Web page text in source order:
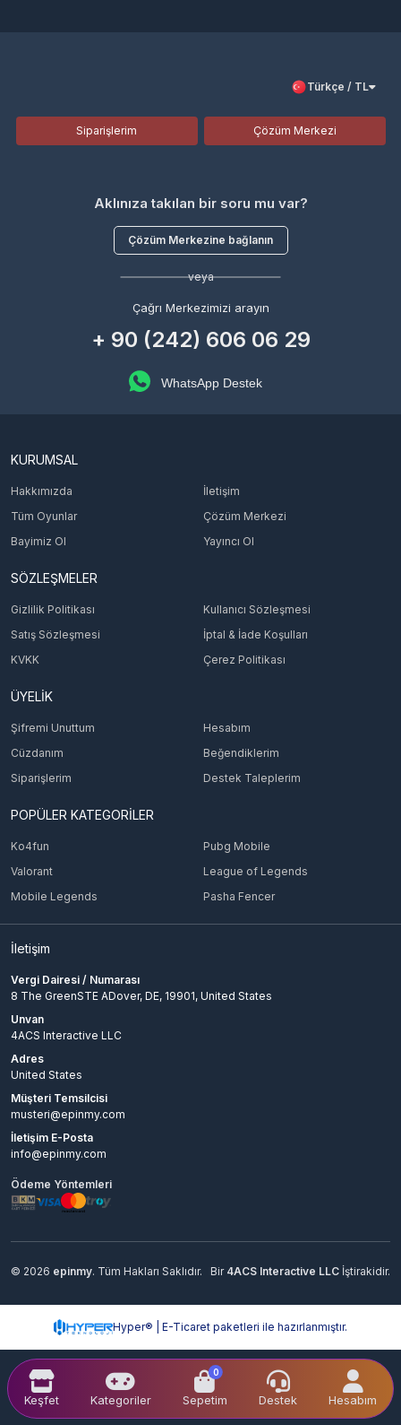
Keşfet Kategoriler
0
Sepetim Destek Hesabım
Türkçe / TL
Siparişlerim Çözüm Merkezi
Aklınıza takılan bir soru mu var?
Çözüm Merkezine bağlanın
veya
Çağrı Merkezimizi arayın
+ 90 (242) 606 06 29
WhatsApp Destek
KURUMSAL
Hakkımızda
İletişim
Tüm Oyunlar
Çözüm Merkezi
Bayimiz Ol
Yayıncı Ol
SÖZLEŞMELER
Gizlilik Politikası
Kullanıcı Sözleşmesi
Satış Sözleşmesi
İptal & İade Koşulları
KVKK
Çerez Politikası
ÜYELİK
Şifremi Unuttum
Hesabım
Cüzdanım
Beğendiklerim
Siparişlerim
Destek Taleplerim
POPÜLER KATEGORİLER
Ko4fun
Pubg Mobile
Valorant
League of Legends
Mobile Legends
Pasha Fencer
İletişim
Vergi Dairesi / Numarası
8 The GreenSTE ADover, DE, 19901, United States
Unvan
4ACS Interactive LLC
Adres
United States
Müşteri Temsilcisi
musteri@epinmy.com
İletişim E-Posta
info@epinmy.com
Ödeme Yöntemleri
© 2026 epinmy. Tüm Hakları Saklıdır. Bir 4ACS Interactive LLC İştirakidir.
Hyper® | E-Ticaret paketleri ile hazırlanmıştır.